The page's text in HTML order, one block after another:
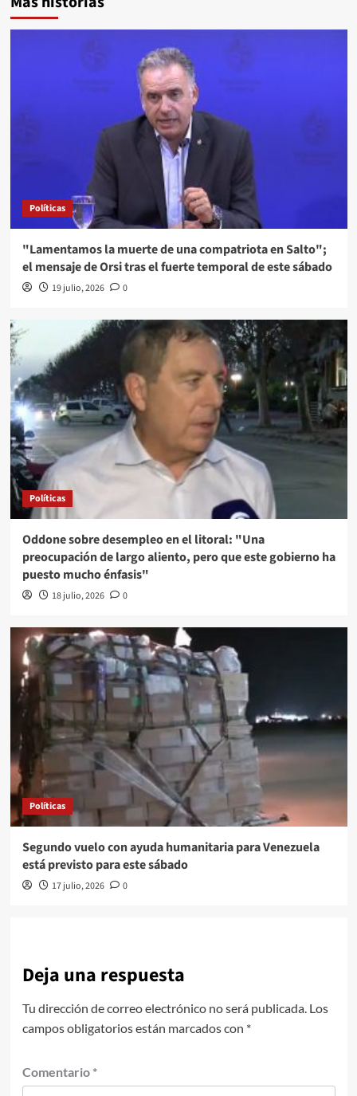
Políticas
"Lamentamos la muerte de una compatriota en Salto";
el mensaje de Orsi tras el fuerte temporal de este sábado
19 julio, 2026 0
Políticas
Oddone sobre desempleo en el litoral: "Una
preocupación de largo aliento, pero que este gobierno ha
puesto mucho énfasis"
18 julio, 2026 0
Políticas
Segundo vuelo con ayuda humanitaria para Venezuela
está previsto para este sábado
17 julio, 2026 0
Deja una respuesta
Tu dirección de correo electrónico no será publicada. Los
campos obligatorios están marcados con *
Comentario *